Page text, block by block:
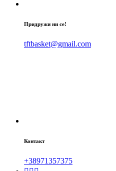
Придружи ни се!
tftbasket@gmail.com
Контакт
+38971357375